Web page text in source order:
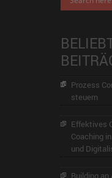
Prozess
steuern
Effektives
Coaching
und